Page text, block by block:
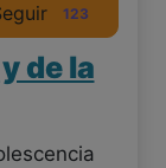
123
de la